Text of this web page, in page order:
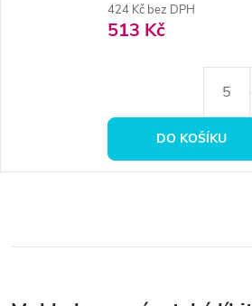
424 Kč bez DPH
513 Kč
DO KOŠÍKU